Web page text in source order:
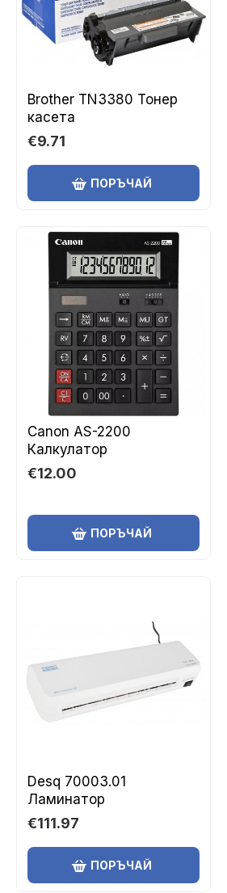
Brother TN3380 Тонер
касета
€9.71
ПОРЪЧАЙ
Canon AS-2200
Калкулатор
€12.00
ПОРЪЧАЙ
Desq 70003.01
Ламинатор
€111.97
ПОРЪЧАЙ